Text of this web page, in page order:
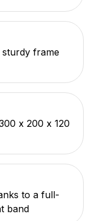
sturdy frame
x 200 x 120
to a full-
band